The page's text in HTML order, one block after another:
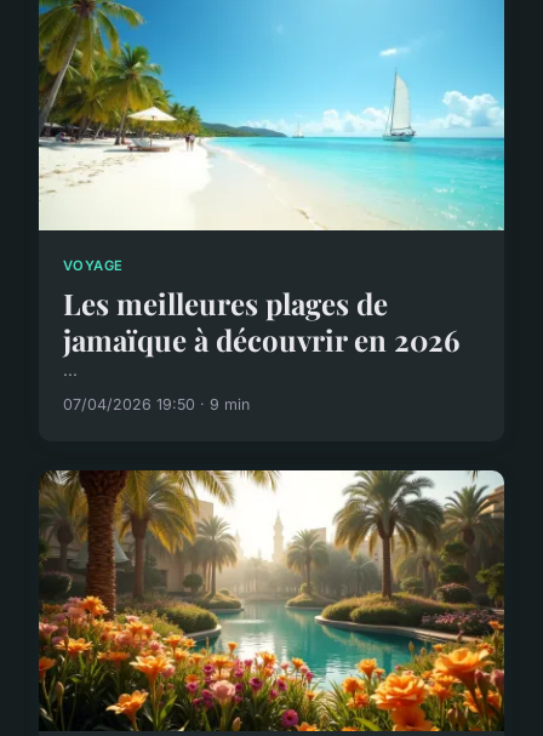
VOYAGE
Les meilleures plages de
jamaïque à découvrir en 2026
...
07/04/2026 19:50 · 9 min